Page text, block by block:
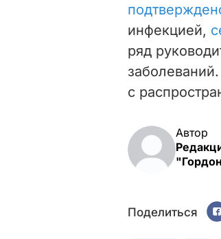
инфекцией,
ряд
заболеваний.
с
Автор
Поделиться